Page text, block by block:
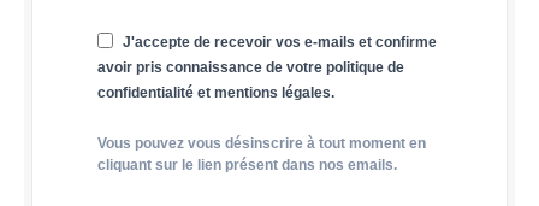
J'accepte de recevoir vos e-mails et confirme
avoir pris connaissance de votre politique de
confidentialité et mentions légales.
Vous pouvez vous désinscrire à tout moment en
cliquant sur le lien présent dans nos emails.